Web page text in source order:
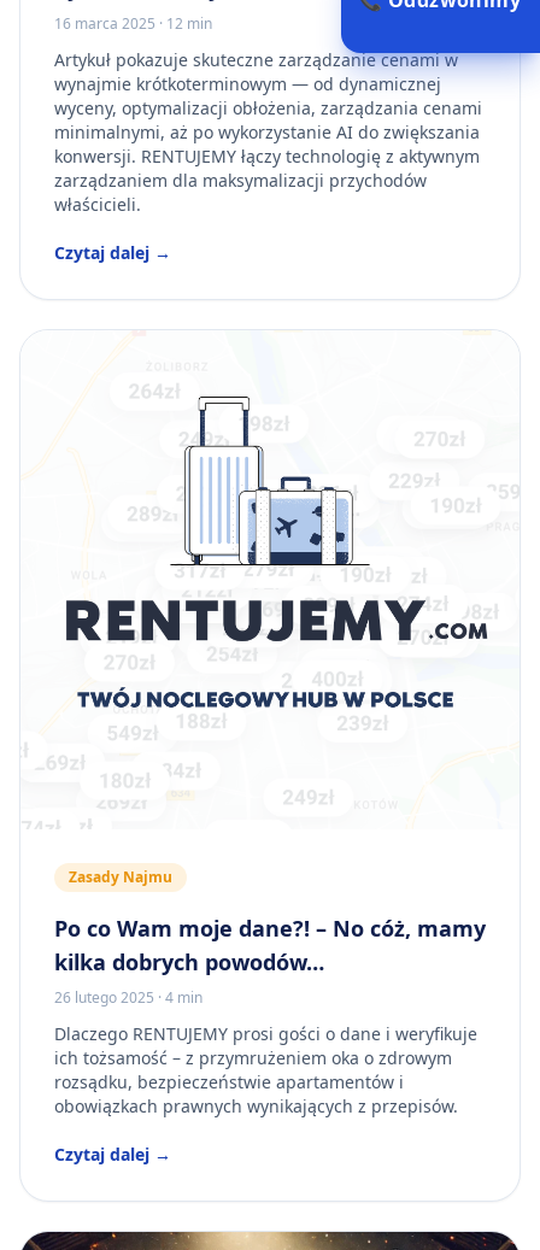
16 marca 2025 · 12 min
Artykuł pokazuje skuteczne zarządzanie cenami w
wynajmie krótkoterminowym — od dynamicznej
wyceny, optymalizacji obłożenia, zarządzania cenami
minimalnymi, aż po wykorzystanie AI do zwiększania
konwersji. RENTUJEMY łączy technologię z aktywnym
zarządzaniem dla maksymalizacji przychodów
właścicieli.
Czytaj dalej →
Zasady Najmu
Po co Wam moje dane?! – No cóż, mamy
kilka dobrych powodów…
26 lutego 2025 ·4 min
Dlaczego RENTUJEMY prosi gości o dane i weryfikuje
ich tożsamość – z przymrużeniem oka o zdrowym
rozsądku, bezpieczeństwie apartamentów i
obowiązkach prawnych wynikających z przepisów.
Czytaj dalej →